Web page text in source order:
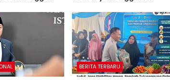
BERITA TERBARU